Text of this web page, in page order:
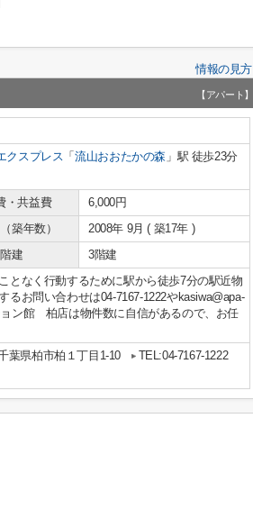
情報の見方
【アパート】
クスプレス 「流山おおたかの森 」駅 徒歩23分
・共益費
6,000円
築年数）
2008年 9月 ( 築17年 )
階建 3階建
となく行動するために駅から徒歩7分の駅近物
お問い合わせは04-7167-1222やkasiwa@apa-
ン館 柏店は物件数に自信があるので、お任
葉県柏市柏１丁目1-10
TEL:04-7167-1222